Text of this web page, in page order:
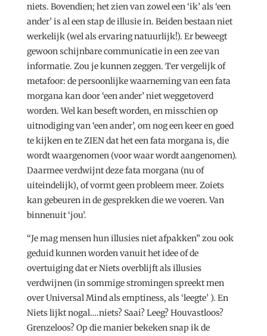
niets. Bovendien; het zien van zowel een ‘ik’ als ‘een
ander’ is al een stap de illusie in. Beiden bestaan niet
werkelijk (wel als ervaring natuurlijk!). Er beweegt
gewoon schijnbare communicatie in een zee van
informatie. Zou je kunnen zeggen. Ter vergelijk of
metafoor: de persoonlijke waarneming van een fata
morgana kan door ‘een ander’ niet weggetoverd
worden. Wel kan beseft worden, en misschien op
uitnodiging van ‘een ander’, om nog een keer en goed
te kijken en te ZIEN dat het een fata morgana is, die
wordt waargenomen (voor waar wordt aangenomen).
Daarmee verdwijnt deze fata morgana (nu of
uiteindelijk), of vormt geen probleem meer. Zoiets
kan gebeuren in de gesprekken die we voeren. Van
binnenuit ‘jou’.
“Je mag mensen hun illusies niet afpakken” zou ook
geduid kunnen worden vanuit het idee of de
overtuiging dat er Niets overblijft als illusies
verdwijnen (in sommige stromingen spreekt men
over Universal Mind als emptiness, als ‘leegte’ ). En
Niets lijkt nogal….niets? Saai? Leeg? Houvastloos?
Grenzeloos? Op die manier bekeken snap ik de